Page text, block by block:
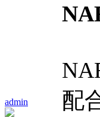
admin
配